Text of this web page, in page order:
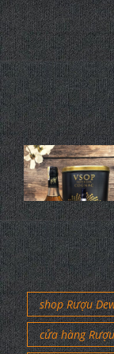
shop Rượu
cửa hàng